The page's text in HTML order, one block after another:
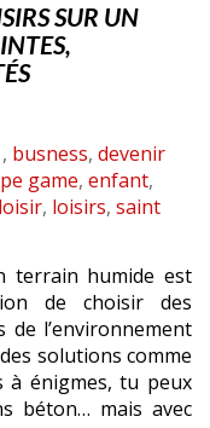
SUR UN
, busness, devenir
game, enfant,
loisir, loisirs, saint
terrain humide est
de choisir des
de l’environnement
solutions comme
à énigmes, tu peux
béton… mais avec